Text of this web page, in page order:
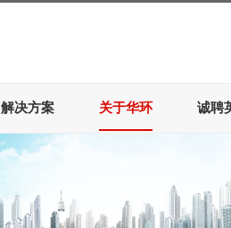
解决方案 关于华环 诚聘